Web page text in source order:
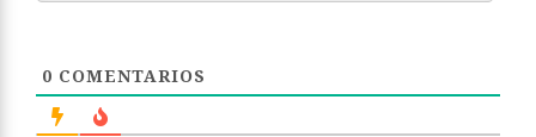
0 COMENTARIOS